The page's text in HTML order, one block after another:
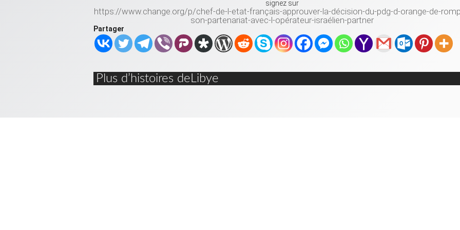
signez sur
https://www.change.org/p/chef-de-l-etat-français-approuver-la-décision-du-pdg-d-orange-de-
son-partenariat-avec-l-opérateur-israélien-partner
Partager
Plus d’histoires deLibye